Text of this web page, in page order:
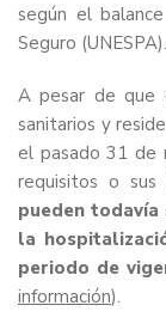
según el
Seguro (UNESPA).
A pesar de que
sanitarios y
el pasado 31 de
requisitos o
pueden
la
periodo de
información).